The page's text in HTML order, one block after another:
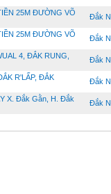
25M ĐƯỜNG VÕ
Đắk
25M ĐƯỜNG VÕ
Đắk
4, ĐẮK RUNG,
Đắk
R'LẤP, ĐẮK
Đắk
X. Đắk Gằn, H. Đắk
Đắk